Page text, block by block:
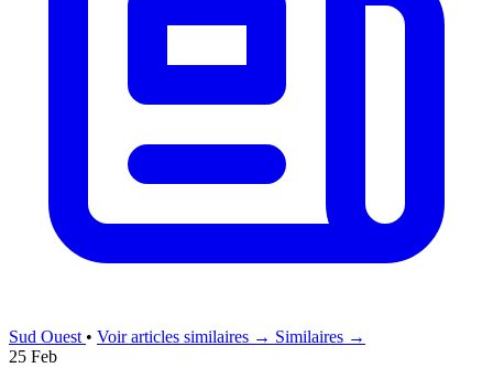
Sud Ouest • Voir articles similaires → Similaires →
25 Feb